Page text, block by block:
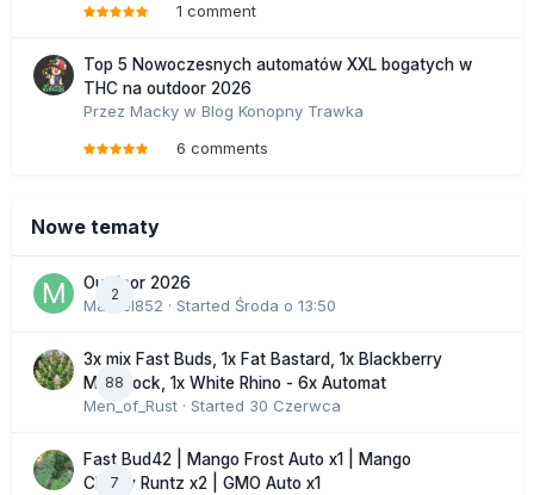
1 comment
Top 5 Nowoczesnych automatów XXL bogatych w
THC na outdoor 2026
Przez Macky w Blog Konopny Trawka
6 comments
Nowe tematy
2
Outdoor 2026
Marcel852 · Started Środa o 13:50
88
3x mix Fast Buds, 1x Fat Bastard, 1x Blackberry
Moonrock, 1x White Rhino - 6x Automat
Men_of_Rust · Started 30 Czerwca
7
Fast Bud42 | Mango Frost Auto x1 | Mango
Cherry Runtz x2 | GMO Auto x1